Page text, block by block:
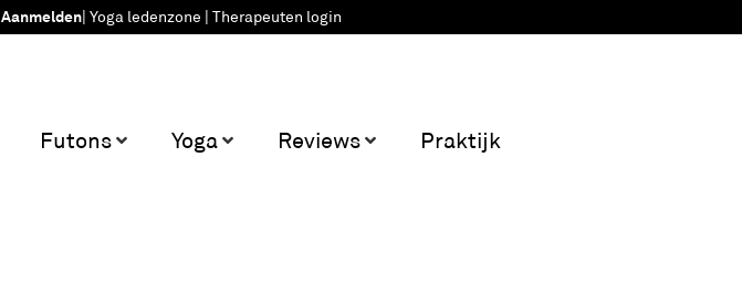
Aanmelden| Yoga ledenzone | Therapeuten login
Futons Yoga Reviews Praktijk